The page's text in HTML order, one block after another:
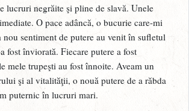
lucruri negrăite şi pline de slavă. Unele
O pace adâncă, o bucurie care-mi
sentiment de putere au venit în sufletul
fost înviorată. Fiecare putere a fost
mele trupeşti au fost înnoite. Aveam un
şi al vitalităţii, o nouă putere de a răbda
puternic în lucruri mari.